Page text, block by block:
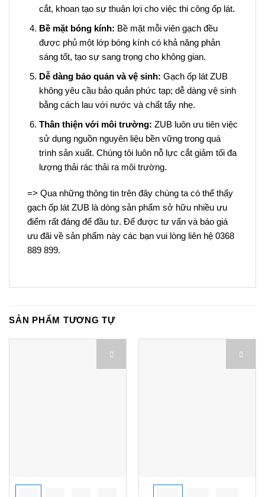
cắt, khoan tạo sự thuận lợi cho việc thi công ốp lát.
Bề mặt bóng kính: Bề mặt mỗi viên gạch đều
được phủ một lớp bóng kính có khả năng phản
sáng tốt, tạo sự sang trọng cho không gian.
Dễ dàng bảo quản và vệ sinh: Gạch ốp lát ZUB
không yêu cầu bảo quản phức tạp; dễ dàng vệ sinh
bằng cách lau với nước và chất tẩy nhẹ.
Thân thiện với môi trường: ZUB luôn ưu tiên việc
sử dụng nguồn nguyên liệu bền vững trong quá
trình sản xuất. Chúng tôi luôn nỗ lực cắt giảm tối đa
lượng thải rác thải ra môi trường.
=> Qua những thông tin trên đây chúng ta có thể thấy
gạch ốp lát ZUB là dòng sản phẩm sở hữu nhiều ưu
điểm rất đáng để đầu tư. Để được tư vấn và báo giá
ưu đãi về sản phẩm này các bạn vui lòng liên hệ 0368
889 899.
SẢN PHẨM TƯƠNG TỰ